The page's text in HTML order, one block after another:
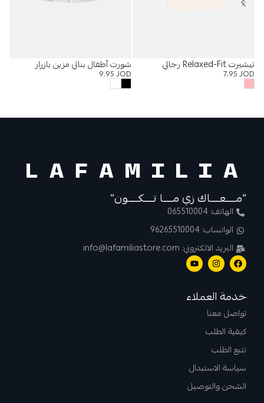
تيشيرت Relaxed-Fit رجالي
7.95JOD
شورت أطفال بناتي مزين بازرار
9.95JOD
“مــــعــــاك زي مــــا تــــكــــون”
الهاتف: 065510004
الواتساب: 96265510004
البريد الالكتروني: info@lafamiliastore.com
خدمة العملاء
تواصل معنا
كيفية الطلب
تتبع الطلب
سياسة الاستبدال
الشحن والتوصيل